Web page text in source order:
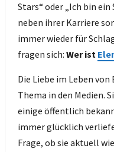
Stars“ oder „Ich bin
neben ihrer Karriere
immer wieder für
fragen sich: Wer ist
Die Liebe im Leben
Thema in den Medien.
einige öffentlich
immer glücklich
Frage, ob sie aktuell